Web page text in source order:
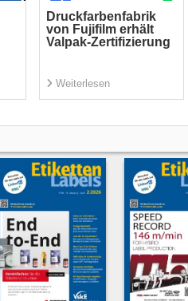
Druckfarbenfabrik
von Fujifilm erhält
Valpak-Zertifizierung
Weiterlesen